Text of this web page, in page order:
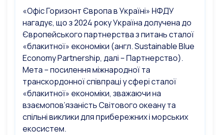
«Офіс Горизонт Європа в Україні» НФДУ
нагадує, що з 2024 року Україна долучена до
Європейського партнерства з питань сталої
«блакитної» економіки (англ. Sustainable Blue
Economy Partnership, далі – Партнерство).
Мета – посилення міжнародної та
транскордонної співпраці у сфері сталої
«блакитної» економіки, зважаючи на
взаємопов’язаність Світового океану та
спільні виклики для прибережних і морських
екосистем.